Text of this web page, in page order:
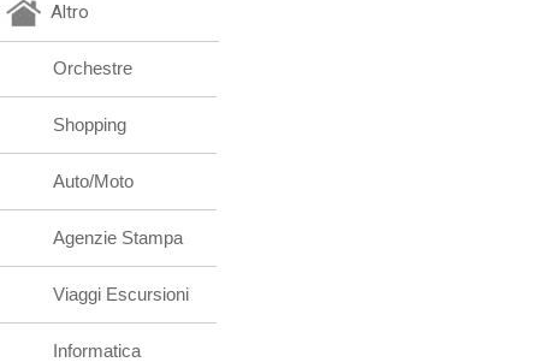
Altro
Orchestre
Shopping
Auto/Moto
Agenzie Stampa
Viaggi Escursioni
Informatica